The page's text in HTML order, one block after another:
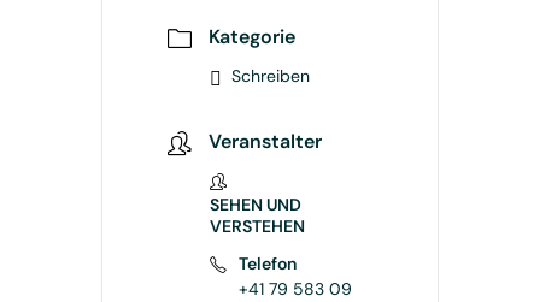
Kategorie
Schreiben
Veranstalter
SEHEN UND
VERSTEHEN
Telefon
+41 79 583 09